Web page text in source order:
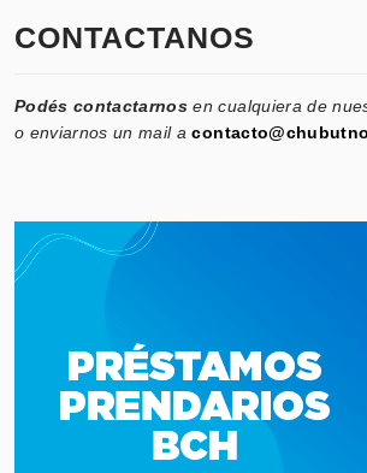
CONTACTANOS
Podés contactarnos en cualquiera de
o enviarnos un mail a